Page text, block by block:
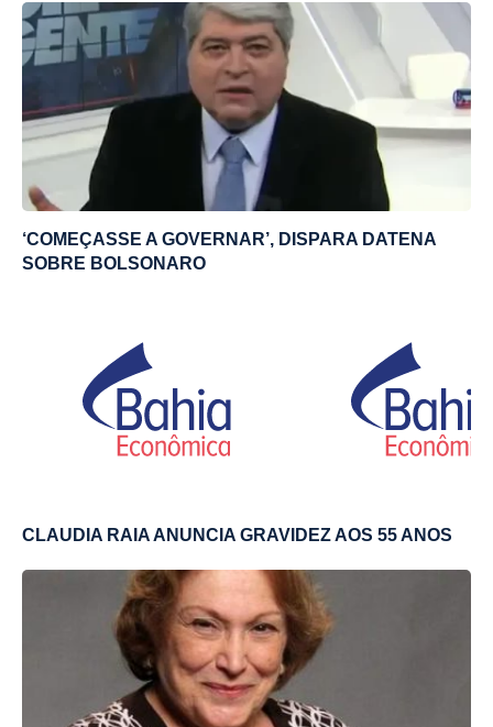
‘COMEÇASSE A GOVERNAR’, DISPARA DATENA
SOBRE BOLSONARO
CLAUDIA RAIA ANUNCIA GRAVIDEZ AOS 55 ANOS